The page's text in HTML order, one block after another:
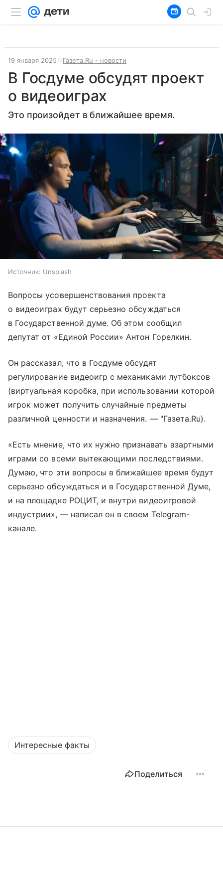
19 января 2025 Газета.Ru - новости
В Госдуме обсудят проект
о видеоиграх
Это произойдет в ближайшее время.
Источник: Unsplash
Вопросы усовершенствования проекта
о видеоиграх будут серьезно обсуждаться
в Государственной думе. Об этом сообщил
депутат от «Единой России» Антон Горелкин.
Он рассказал, что в Госдуме обсудят
регулирование видеоигр с механиками лутбоксов
(виртуальная коробка, при использовании которой
игрок может получить случайные предметы
различной ценности и назначения. — "Газета.Ru).
«Есть мнение, что их нужно признавать азартными
играми со всеми вытекающими последствиями.
Думаю, что эти вопросы в ближайшее время будут
серьезно обсуждаться и в Государственной Думе,
и на площадке РОЦИТ, и внутри видеоигровой
индустрии», — написал он в своем Telegram-
канале.
Интересные факты
Поделиться